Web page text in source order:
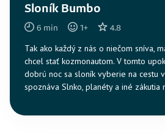
Sloník Bumbo
6 min 1+ 4.8
Tak ako každý z nás o niečom sníva,
chcel stať kozmonautom. V tomto
dobrú noc sa sloník vyberie na cestu
spoznáva Slnko, planéty a iné zákutia